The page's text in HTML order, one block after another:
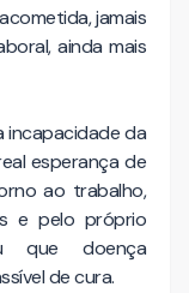
jamais
ainda mais
incapacidade da
esperança de
ao trabalho,
e pelo próprio
que doença
de cura.